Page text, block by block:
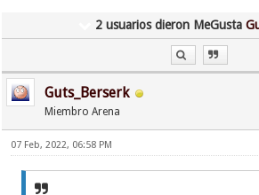
el mismo error que tu, de acudir a
ayuda. Uno me dijo que todo lo
pasando era por mi culpa, que no
como hombre, que le faltaba mas
bla. El otro me dijo que aunque
para divorciarme no podía
tenia pruebas de que ella me
2 usuarios dieron MeGusta
Guts_Berserk
Miembro Arena
07 Feb, 2022, 06:58 PM